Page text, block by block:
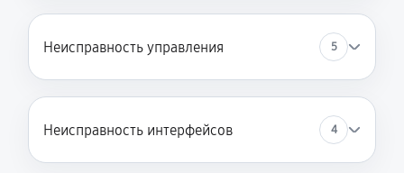
Неисправность управления 5
Неисправность интерфейсов 4